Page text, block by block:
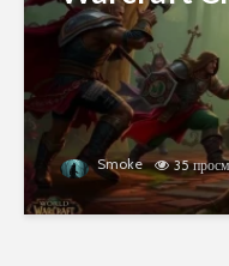
Smoke 35